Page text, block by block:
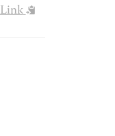
Copy Short Link